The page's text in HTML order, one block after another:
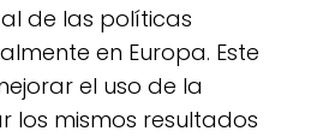
de las políticas
en Europa. Este
el uso de la
mismos resultados